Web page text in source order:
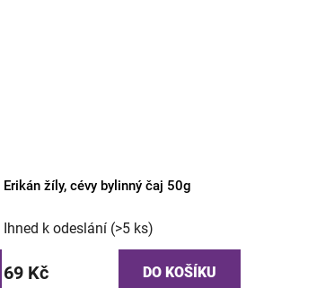
Erikán žíly, cévy bylinný čaj 50g
Ihned k odeslání (>5 ks)
69 Kč DO KOŠÍKU